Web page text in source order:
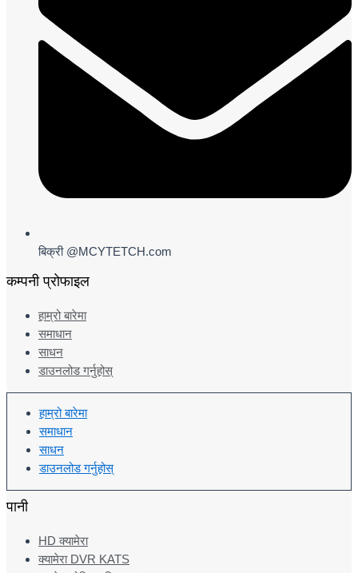
बिक्री @MCYTETCH.com
कम्पनी प्रोफाइल
हाम्रो बारेमा
समाधान
साधन
डाउनलोड गर्नुहोस्
हाम्रो बारेमा
समाधान
साधन
डाउनलोड गर्नुहोस्
पानी
HD क्यामेरा
क्यामेरा DVR KATS